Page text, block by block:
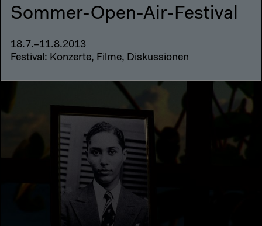
Sommer-Open-Air-Festival
18.7.–11.8.2013
Festival: Konzerte, Filme, Diskussionen